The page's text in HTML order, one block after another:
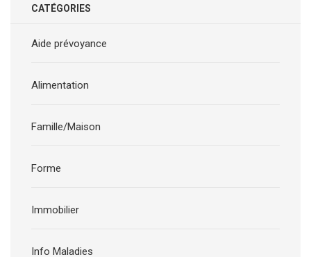
CATÉGORIES
Aide prévoyance
Alimentation
Famille/Maison
Forme
Immobilier
Info Maladies